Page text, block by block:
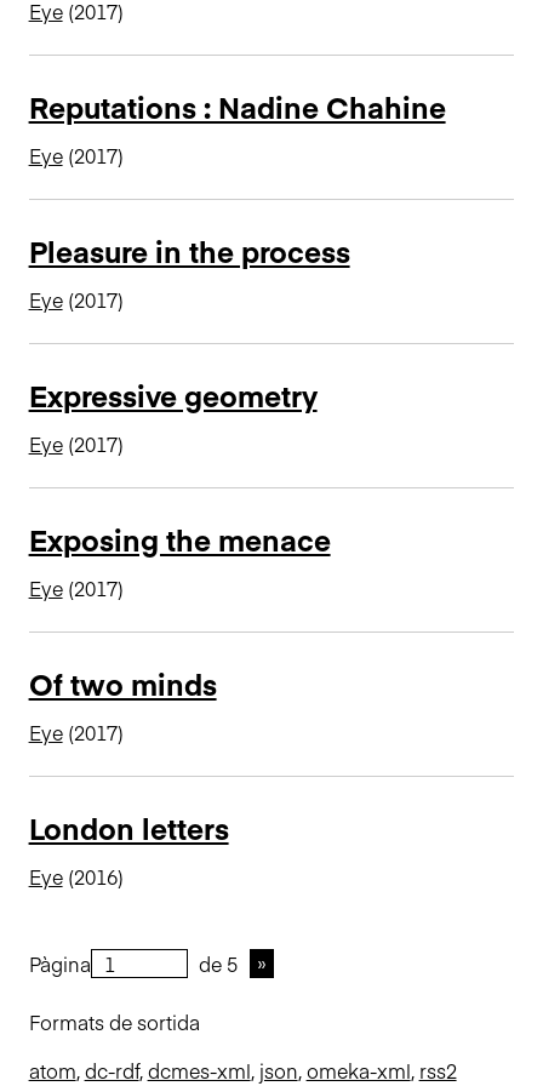
Eye(2017)
Reputations : Nadine Chahine
Eye(2017)
Pleasure in the process
Eye(2017)
Expressive geometry
Eye(2017)
Exposing the menace
Eye(2017)
Of two minds
Eye(2017)
London letters
Eye(2016)
Pàgina de 5
Formats de sortida
atom,dc-rdf,dcmes-xml, json,omeka-xml, rss2